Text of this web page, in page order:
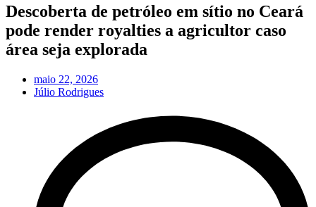
Descoberta de petróleo em sítio no Ceará
pode render royalties a agricultor caso
área seja explorada
maio 22, 2026
Júlio Rodrigues